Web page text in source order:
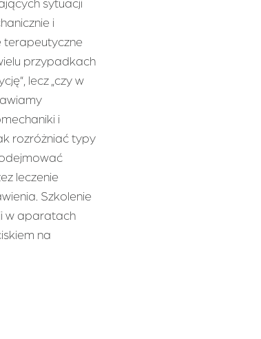
sytuacji
i
terapeutyczne
przypadkach
lecz „czy w
i
rozróżniać typy
leczenie
Szkolenie
w aparatach
na